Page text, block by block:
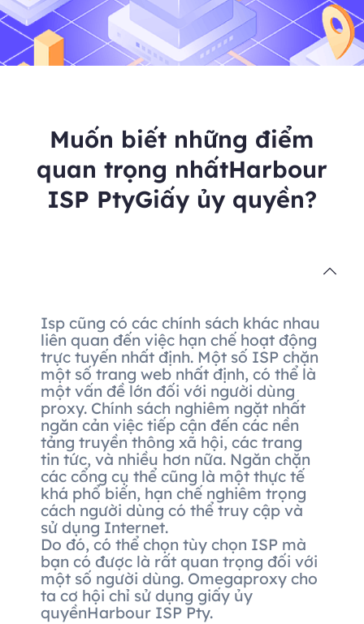
Muốn biết những điểm
quan trọng nhấtHarbour
ISP PtyGiấy ủy quyền?
Isp cũng có các chính sách khác nhau
liên quan đến việc hạn chế hoạt động
trực tuyến nhất định. Một số ISP chặn
một số trang web nhất định, có thể là
một vấn đề lớn đối với người dùng
proxy. Chính sách nghiêm ngặt nhất
ngăn cản việc tiếp cận đến các nền
tảng truyền thông xã hội, các trang
tin tức, và nhiều hơn nữa. Ngăn chặn
các cổng cụ thể cũng là một thực tế
khá phổ biến, hạn chế nghiêm trọng
cách người dùng có thể truy cập và
sử dụng Internet.
Do đó, có thể chọn tùy chọn ISP mà
bạn có được là rất quan trọng đối với
một số người dùng. Omegaproxy cho
ta cơ hội chỉ sử dụng giấy ủy
quyềnHarbour ISP Pty.